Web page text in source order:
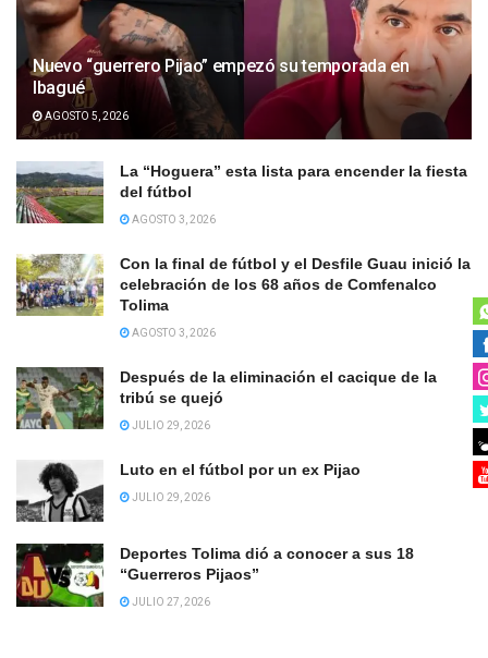
Nuevo “guerrero Pijao” empezó su temporada en
Ibagué
AGOSTO 5, 2026
La “Hoguera” esta lista para encender la fiesta
del fútbol
AGOSTO 3, 2026
Con la final de fútbol y el Desfile Guau inició la
celebración de los 68 años de Comfenalco
Tolima
AGOSTO 3, 2026
Después de la eliminación el cacique de la
tribú se quejó
JULIO 29, 2026
Luto en el fútbol por un ex Pijao
JULIO 29, 2026
Deportes Tolima dió a conocer a sus 18
“Guerreros Pijaos”
JULIO 27, 2026